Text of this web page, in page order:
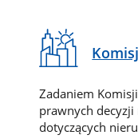
Zadaniem
prawnych
dotyczących